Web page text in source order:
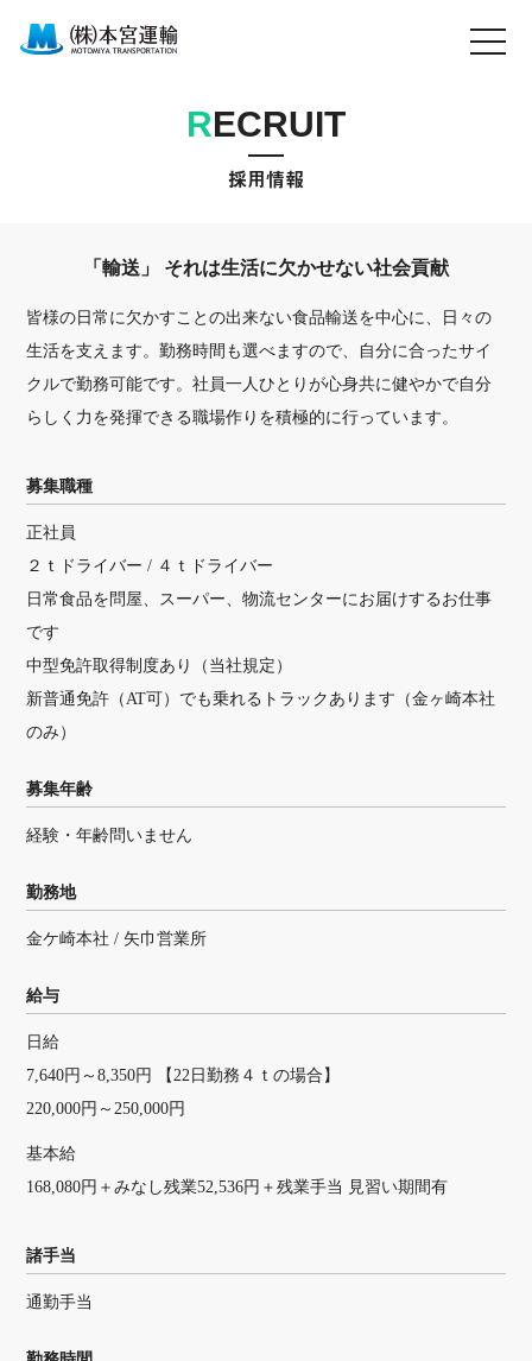
RECRUIT
採用情報
「輸送」 それは生活に欠かせない社会貢献
皆様の日常に欠かすことの出来ない食品輸送を中心に、日々の
生活を支えます。勤務時間も選べますので、自分に合ったサイ
クルで勤務可能です。社員一人ひとりが心身共に健やかで自分
らしく力を発揮できる職場作りを積極的に行っています。
募集職種
正社員
２ｔドライバー / ４ｔドライバー
日常食品を問屋、スーパー、物流センターにお届けするお仕事
です
中型免許取得制度あり（当社規定）
新普通免許（AT可）でも乗れるトラックあります（金ヶ崎本社
のみ）
募集年齢
経験・年齢問いません
勤務地
金ケ崎本社 / 矢巾営業所
給与
日給
7,640円～8,350円 【22日勤務４ｔの場合】
220,000円～250,000円
基本給
168,080円＋みなし残業52,536円＋残業手当 見習い期間有
諸手当
通勤手当